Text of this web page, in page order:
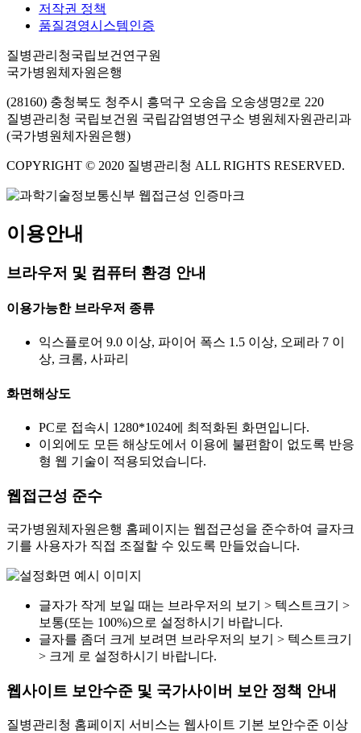
저작권 정책
품질경영시스템인증
질병관리청국립보건연구원
국가병원체자원은행
(28160) 충청북도 청주시 흥덕구 오송읍 오송생명2로 220
질병관리청 국립보건원 국립감염병연구소 병원체자원관리과
(국가병원체자원은행)
COPYRIGHT © 2020 질병관리청 ALL RIGHTS RESERVED.
이용안내
브라우저 및 컴퓨터 환경 안내
이용가능한 브라우저 종류
익스플로어 9.0 이상, 파이어 폭스 1.5 이상, 오페라 7 이
상, 크롬, 사파리
화면해상도
PC로 접속시 1280*1024에 최적화된 화면입니다.
이외에도 모든 해상도에서 이용에 불편함이 없도록 반응
형 웹 기술이 적용되었습니다.
웹접근성 준수
국가병원체자원은행 홈페이지는 웹접근성을 준수하여 글자크
기를 사용자가 직접 조절할 수 있도록 만들었습니다.
글자가 작게 보일 때는 브라우저의 보기 > 텍스트크기 >
보통(또는 100%)으로 설정하시기 바랍니다.
글자를 좀더 크게 보려면 브라우저의 보기 > 텍스트크기
> 크게 로 설정하시기 바랍니다.
웹사이트 보안수준 및 국가사이버 보안 정책 안내
질병관리청 홈페이지 서비스는 웹사이트 기본 보안수준 이상